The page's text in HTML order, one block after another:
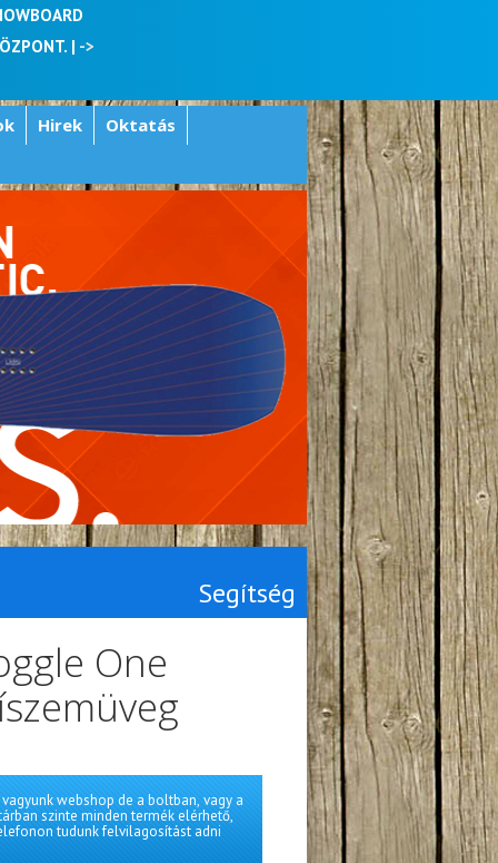
| ->
Hirek
Oktatás
Segítség
One
webshop de a boltban, vagy a
szinte minden termék elérhető,
tudunk felvilagosítást adni